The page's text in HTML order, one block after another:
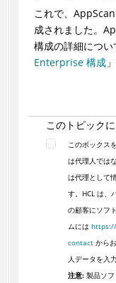
これで、
成されました。
構成の詳細につい
Enterprise 構成
このトピック
このボックス
は代理人では
は代理として
す。HCL は、
の顧客にソフ
ムには
contactから
人データを入
注意:製品ソフ